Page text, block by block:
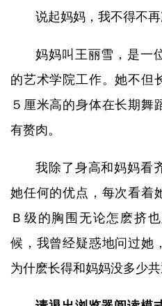
说起妈妈，我不得不再
妈妈叫王丽雪，是一
的艺术学院工作。她不但
５厘米高的身体在长期舞
有赘肉。
我除了身高和妈妈看
她任何的优点，每次看着
Ｂ级的胸围无论怎麽挤
候，我曾经疑惑地问过她
为什麽长得和妈妈没多少共